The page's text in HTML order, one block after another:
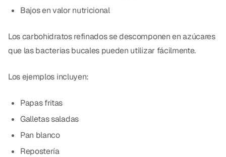
Bajos en valor nutricional
Los carbohidratos refinados se descomponen en azúcares
que las bacterias bucales pueden utilizar fácilmente.
Los ejemplos incluyen:
Papas fritas
Galletas saladas
Pan blanco
Repostería